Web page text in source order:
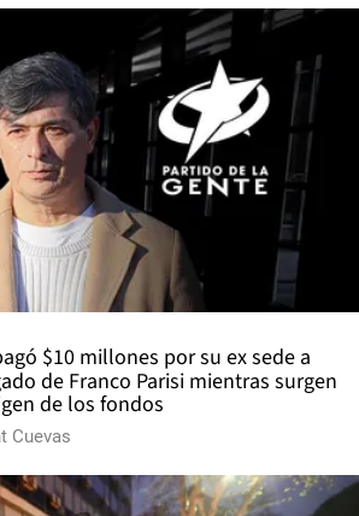
$10 millones por su ex sede a
de Franco Parisi mientras surgen
de los fondos
Cuevas